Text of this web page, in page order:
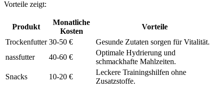
Vorteile ‌zeigt:
Produkt
Monatliche
Kosten
Vorteile
Trockenfutter 30-50 €
Gesunde Zutaten sorgen für ⁤Vitalität.
nassfutter
40-60 €
Optimale Hydrierung und
schmackhafte Mahlzeiten.
Snacks
10-20 €
Leckere Trainingshilfen ohne
Zusatzstoffe.